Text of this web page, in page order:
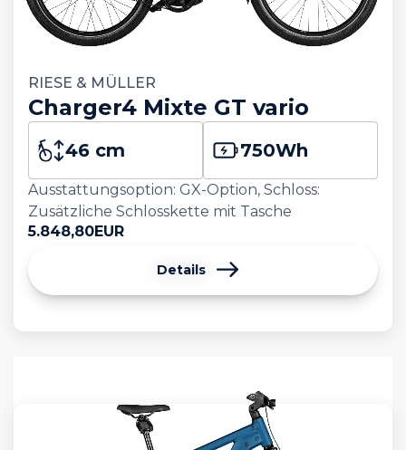
RIESE & MÜLLER
Charger4 Mixte GT vario
46 cm 750Wh
Ausstattungsoption: GX-Option, Schloss:
Zusätzliche Schlosskette mit Tasche
5.848,80EUR
Details